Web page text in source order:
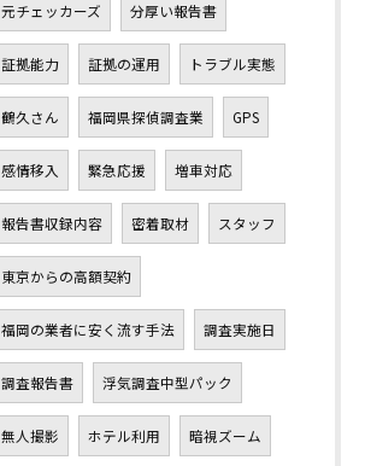
元チェッカーズ 分厚い報告書
証拠能力 証拠の運用 トラブル実態
鶴久さん 福岡県探偵調査業 GPS
感情移入 緊急応援 増車対応
報告書収録内容 密着取材 スタッフ
東京からの高額契約
福岡の業者に安く流す手法 調査実施日
調査報告書 浮気調査中型パック
無人撮影 ホテル利用 暗視ズーム